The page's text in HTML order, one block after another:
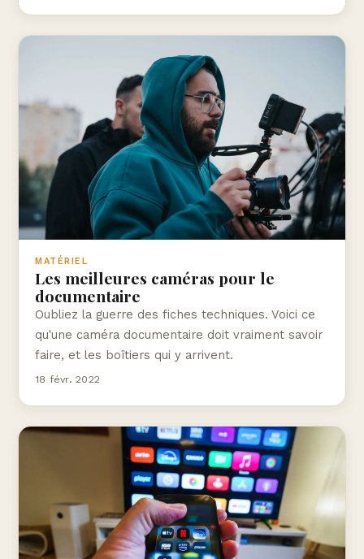
MATÉRIEL
Les meilleures caméras pour le
documentaire
Oubliez la guerre des fiches techniques. Voici ce
qu'une caméra documentaire doit vraiment savoir
faire, et les boîtiers qui y arrivent.
18 févr. 2022